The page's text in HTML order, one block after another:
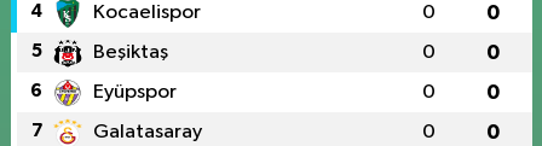
4 Kocaelispor 0 0
5 Beşiktaş 0 0
6 Eyüpspor 0 0
7 Galatasaray 0 0